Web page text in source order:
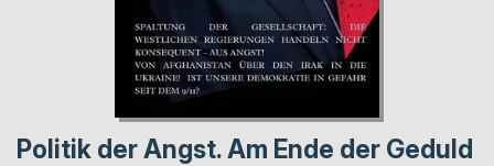
Politik der Angst. Am Ende der Geduld